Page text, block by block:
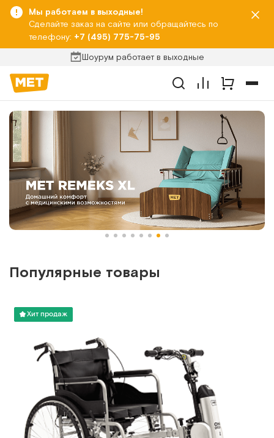
Мы работаем в выходные!
Сделайте заказ на сайте или обращайтесь по
телефону: +7 (495) 775-75-95
Шоурум работает в выходные
Популярные товары
Хит продаж